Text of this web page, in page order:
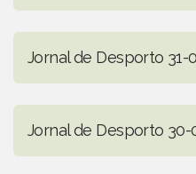
Jornal de Desporto 31-
Jornal de Desporto 30-